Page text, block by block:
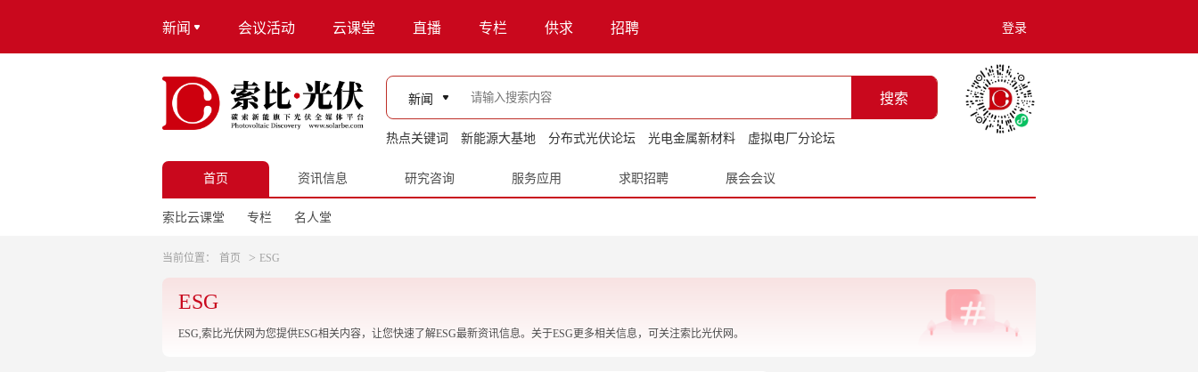
新闻 会议活动 云课堂 直播 专栏 供求 招聘 登录
新闻 搜索
热点关键词 新能源大基地 分布式光伏论坛 光电金属新材料 虚拟电厂分论坛
首页 资讯信息 研究咨询 服务应用 求职招聘 展会会议
索比云课堂 专栏 名人堂
当前位置： 首页 > ESG
ESG
ESG,索比光伏网为您提供ESG相关内容，让您快速了解ESG最新资讯信息。关于ESG更多相关信息，可关注索比光伏网。